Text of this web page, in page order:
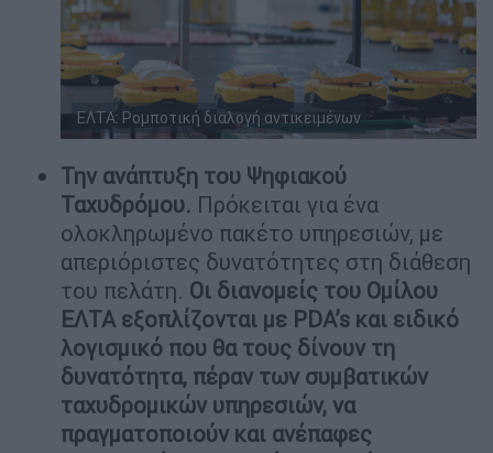
ΕΛΤΑ: Ρομποτική διαλογή αντικειμένων
Την ανάπτυξη του Ψηφιακού
Ταχυδρόμου. Πρόκειται για ένα
ολοκληρωμένο πακέτο υπηρεσιών, με
απεριόριστες δυνατότητες στη διάθεση
του πελάτη. Οι διανομείς του Ομίλου
ΕΛΤΑ εξοπλίζονται με PDA’s και ειδικό
λογισμικό που θα τους δίνουν τη
δυνατότητα, πέραν των συμβατικών
ταχυδρομικών υπηρεσιών, να
πραγματοποιούν και ανέπαφες